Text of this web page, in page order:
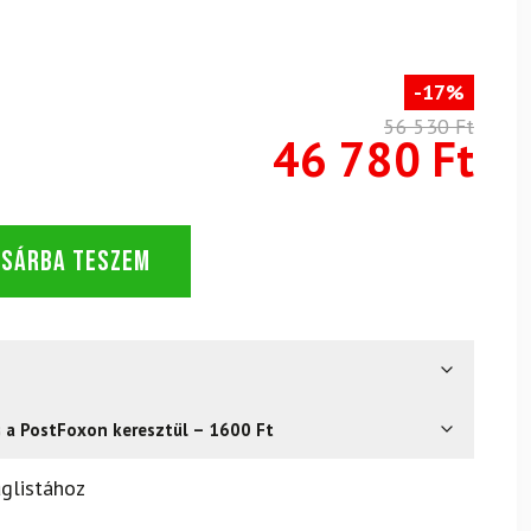
-17%
56 530 Ft
46 780 Ft
TESZEM
a PostFoxon keresztül – 1600 Ft
gond – a terméket egyszerűen visszaküldheti 14